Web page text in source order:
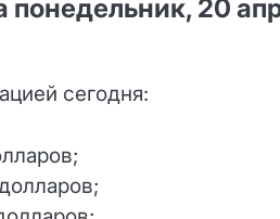
понедельник, 20
сегодня: